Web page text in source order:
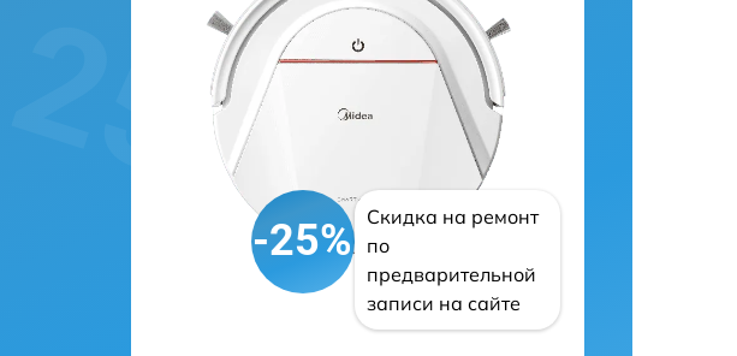
-25%
Скидка на ремонт
по
предварительной
записи на сайте